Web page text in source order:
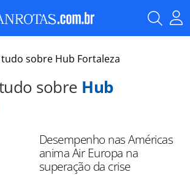
sobre Hub Fortaleza
sobre Hub
Desempenho nas Américas
anima Air Europa na
superação da crise